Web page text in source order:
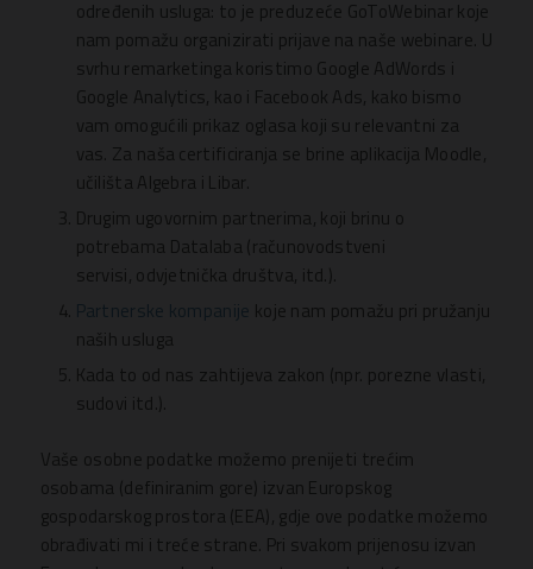
određenih usluga: to je preduzeće GoToWebinar koje
nam pomažu organizirati prijave na naše webinare. U
svrhu remarketinga koristimo Google AdWords i
Google Analytics, kao i Facebook Ads, kako bismo
vam omogućili prikaz oglasa koji su relevantni za
vas. Za naša certificiranja se brine aplikacija Moodle,
učilišta Algebra i Libar.
Drugim ugovornim partnerima, koji brinu o
potrebama Datalaba (računovodstveni
servisi, odvjetnička društva, itd.).
Partnerske kompanije koje nam pomažu pri pružanju
naših usluga
Kada to od nas zahtijeva zakon (npr. porezne vlasti,
sudovi itd.).
Vaše osobne podatke možemo prenijeti trećim
osobama (definiranim gore) izvan Europskog
gospodarskog prostora (EEA), gdje ove podatke možemo
obrađivati mi i treće strane. Pri svakom prijenosu izvan